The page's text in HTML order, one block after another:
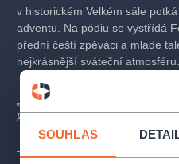
SOUHLAS
v historickém Velkém sále
adventu. Na pódiu se vystřídá
přední čeští zpěváci a mladé
nejkrásnější sváteční atmosféru.
„Vánoce patří hudbě — a
který zůstane v srdci."
—